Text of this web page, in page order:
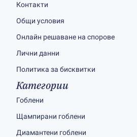
Контакти
Общи условия
Онлайн решаване на спорове
Лични данни
Политика за бисквитки
Категории
Гоблени
Щампирани гоблени
Диамантени гоблени